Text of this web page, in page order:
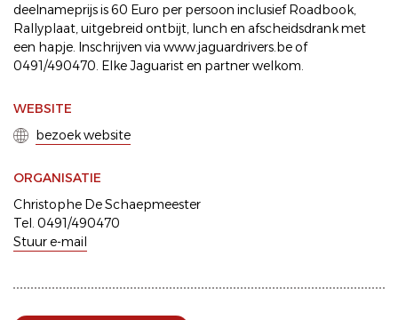
deelnameprijs is 60 Euro per persoon inclusief Roadbook,
Rallyplaat, uitgebreid ontbijt, lunch en afscheidsdrank met
een hapje. Inschrijven via www.jaguardrivers.be of
0491/490470. Elke Jaguarist en partner welkom.
WEBSITE
bezoek website
ORGANISATIE
Christophe De Schaepmeester
Tel. 0491/490470
Stuur e-mail